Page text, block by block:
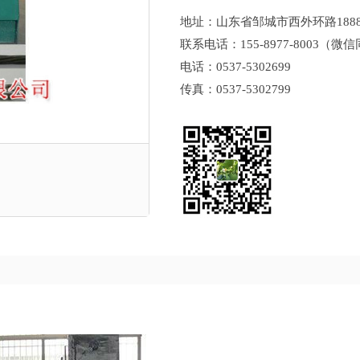
地址：山东省邹城市西外环路
联系电话： 155-8977-8003 （微信
电话： 0537-5302699
传真： 0537-5302799